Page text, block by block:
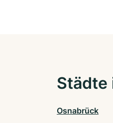
Städte
Osnabrück